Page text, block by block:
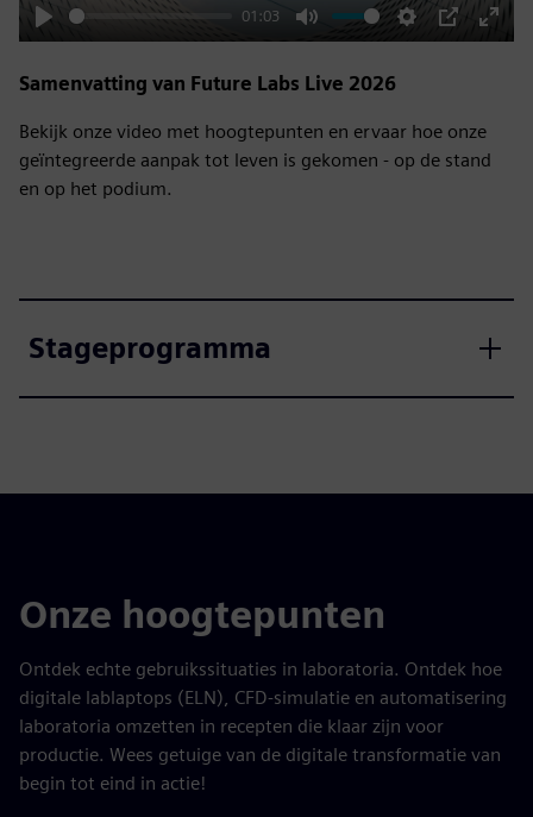
Play
01:03
Mute Settings
PIP
Enter
Samenvatting van Future Labs Live 2026
Bekijk onze video met hoogtepunten en ervaar hoe onze
geïntegreerde aanpak tot leven is gekomen - op de stand
en op het podium.
Stageprogramma
Onze hoogtepunten
Ontdek echte gebruikssituaties in laboratoria. Ontdek hoe
digitale lablaptops (ELN), CFD-simulatie en automatisering
laboratoria omzetten in recepten die klaar zijn voor
productie. Wees getuige van de digitale transformatie van
begin tot eind in actie!